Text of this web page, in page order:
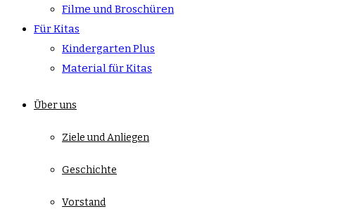
Filme und Broschüren
Für Kitas
Kindergarten Plus
Material für Kitas
Über uns
Ziele und Anliegen
Geschichte
Vorstand